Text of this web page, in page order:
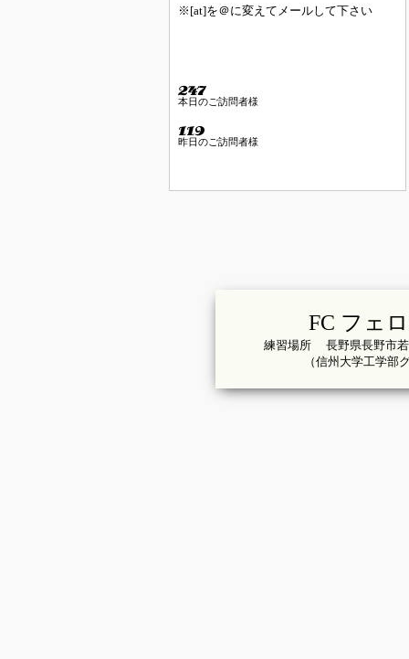
※[at]を＠に変えてメールして下さい
本日のご訪問者様
昨日のご訪問者様
FC フェ
練習場所 長野県長野市若
（信州大学工学部